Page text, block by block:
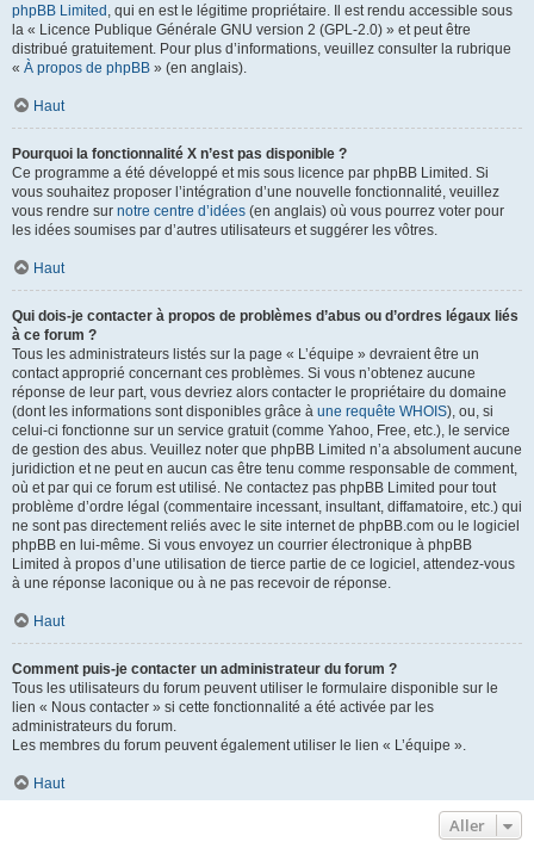
phpBB Limited , qui en est le légitime propriétaire. Il est rendu accessible sous
la « Licence Publique Générale GNU version 2 (GPL-2.0) » et peut être
distribué gratuitement. Pour plus d’informations, veuillez consulter la rubrique
« À propos de phpBB » (en anglais).
Haut
Pourquoi la fonctionnalité X n’est pas disponible ?
Ce programme a été développé et mis sous licence par phpBB Limited. Si
vous souhaitez proposer l’intégration d’une nouvelle fonctionnalité, veuillez
vous rendre sur notre centre d’idées (en anglais) où vous pourrez voter pour
les idées soumises par d’autres utilisateurs et suggérer les vôtres.
Haut
Qui dois-je contacter à propos de problèmes d’abus ou d’ordres légaux liés
à ce forum ?
Tous les administrateurs listés sur la page « L’équipe » devraient être un
contact approprié concernant ces problèmes. Si vous n’obtenez aucune
réponse de leur part, vous devriez alors contacter le propriétaire du domaine
(dont les informations sont disponibles grâce à une requête WHOIS), ou, si
celui-ci fonctionne sur un service gratuit (comme Yahoo, Free, etc.), le service
de gestion des abus. Veuillez noter que phpBB Limited n’a absolument aucune
juridiction et ne peut en aucun cas être tenu comme responsable de comment,
où et par qui ce forum est utilisé. Ne contactez pas phpBB Limited pour tout
problème d’ordre légal (commentaire incessant, insultant, diffamatoire, etc.) qui
ne sont pas directement reliés avec le site internet de phpBB.com ou le logiciel
phpBB en lui-même. Si vous envoyez un courrier électronique à phpBB
Limited à propos d’une utilisation de tierce partie de ce logiciel, attendez-vous
à une réponse laconique ou à ne pas recevoir de réponse.
Haut
Comment puis-je contacter un administrateur du forum ?
Tous les utilisateurs du forum peuvent utiliser le formulaire disponible sur le
lien « Nous contacter » si cette fonctionnalité a été activée par les
administrateurs du forum.
Les membres du forum peuvent également utiliser le lien « L’équipe ».
Haut
Aller